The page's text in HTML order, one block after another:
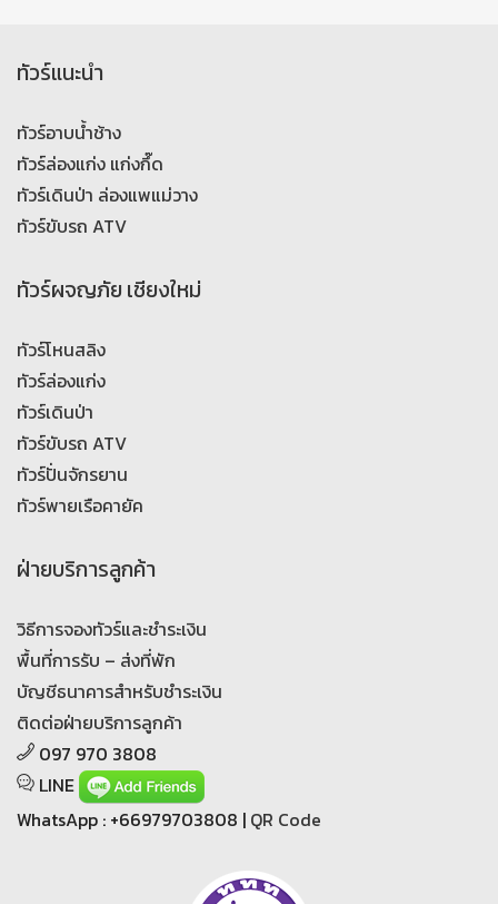
ทัวร์แนะนำ
ทัวร์อาบน้ำช้าง
ทัวร์ล่องแก่ง แก่งกึ๊ด
ทัวร์เดินป่า ล่องแพแม่วาง
ทัวร์ขับรถ ATV
ทัวร์ผจญภัย เชียงใหม่
ทัวร์โหนสลิง
ทัวร์ล่องแก่ง
ทัวร์เดินป่า
ทัวร์ขับรถ ATV
ทัวร์ปั่นจักรยาน
ทัวร์พายเรือคายัค
ฝ่ายบริการลูกค้า
วิธีการจองทัวร์และชำระเงิน
พื้นที่การรับ – ส่งที่พัก
บัญชีธนาคารสำหรับชำระเงิน
ติดต่อฝ่ายบริการลูกค้า
097 970 3808
LINE
WhatsApp : +66979703808 | QR Code